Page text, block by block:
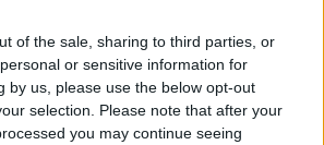
of the sale, sharing to third parties, or
or sensitive information for
by us, please use the below opt-out
selection. Please note that after your
you may continue seeing